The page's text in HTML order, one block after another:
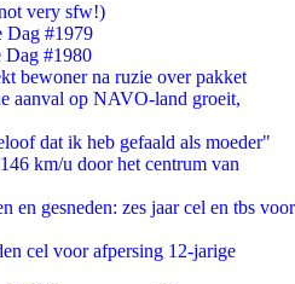
very sfw!)
Dag #1979
Dag #1980
bewoner na ruzie over pakket
aanval op NAVO-land groeit,
dat ik heb gefaald als moeder"
km/u door het centrum van
en gesneden: zes jaar cel en tbs voor
cel voor afpersing 12-jarige